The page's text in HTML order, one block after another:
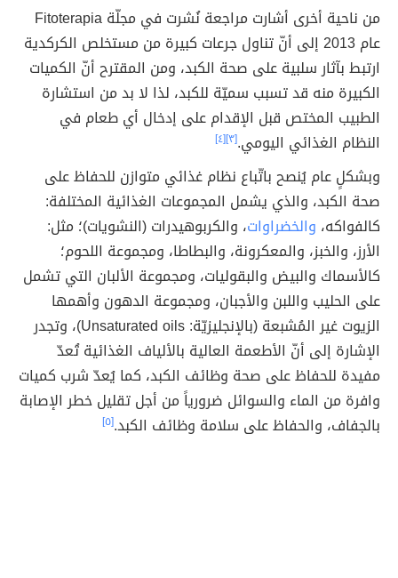
من ناحية أخرى أشارت مراجعة نُشرت في مجلّة Fitoterapia
عام 2013 إلى أنّ تناول جرعات كبيرة من مستخلص الكركدية
ارتبط بآثار سلبية على صحة الكبد، ومن المقترح أنّ الكميات
الكبيرة منه قد تسبب سميّة للكبد، لذا لا بد من استشارة
الطبيب المختص قبل الإقدام على إدخال أي طعام في
النظام الغذائي اليومي.[٣] [٤]
وبشكلٍ عام يُنصح باتّباع نظام غذائي متوازن للحفاظ على
صحة الكبد، والذي يشمل المجموعات الغذائية المختلفة:
كالفواكه، والخضراوات، والكربوهيدرات (النشويات)؛ مثل:
الأرز، والخبز، والمعكرونة، والبطاطا، ومجموعة اللحوم؛
كالأسماك والبيض والبقوليات، ومجموعة الألبان التي تشمل
على الحليب واللبن والأجبان، ومجموعة الدهون وأهمها
الزيوت غير المُشبعة (بالإنجليزيّة: Unsaturated oils)، وتجدر
الإشارة إلى أنّ الأطعمة العالية بالألياف الغذائية تُعدّ
مفيدة للحفاظ على صحة وظائف الكبد، كما يُعدّ شرب كميات
وافرة من الماء والسوائل ضرورياً من أجل تقليل خطر الإصابة
بالجفاف، والحفاظ على سلامة وظائف الكبد.[٥]